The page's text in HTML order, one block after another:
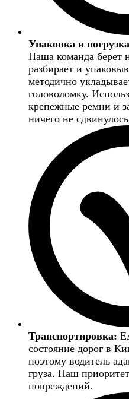
Упаковка и
Наша команда берет
разбирает и
методично
головоломку.
крепежные ремни и
ничего не
Транспортировка:
состояние дорог в
поэтому водитель
груза. Наш
повреждений.